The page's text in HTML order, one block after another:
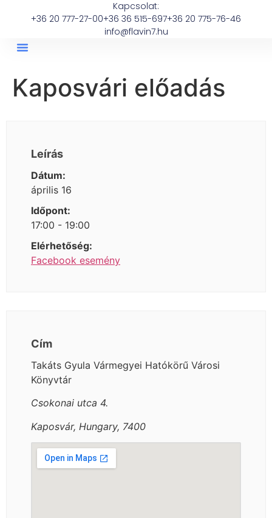
Kapcsolat:
+36 20 777-27-00+36 36 515-697+36 20 775-76-46
info@flavin7.hu
Kaposvári előadás
Leírás
Dátum:
április 16
Időpont:
17:00 - 19:00
Elérhetőség:
Facebook esemény
Cím
Takáts Gyula Vármegyei Hatókörű Városi
Könyvtár
Csokonai utca 4.
Kaposvár, Hungary, 7400